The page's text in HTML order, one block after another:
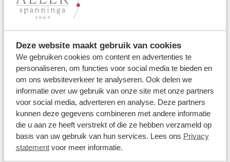
Deze website maakt gebruik van cookies
We gebruiken cookies om content en advertenties te
personaliseren, om functies voor social media te bieden en
om ons websiteverkeer te analyseren. Ook delen we
informatie over uw gebruik van onze site met onze partners
voor social media, adverteren en analyse. Deze partners
kunnen deze gegevens combineren met andere informatie
die u aan ze heeft verstrekt of die ze hebben verzameld op
basis van uw gebruik van hun services. Lees ons Privacy
statementvoor meer informatie.
Ons aanbod
Memoireringen
Verlovingsringen
Vriendschapsringen
Over ons
Aller Spanninga
Historie
Certificaten